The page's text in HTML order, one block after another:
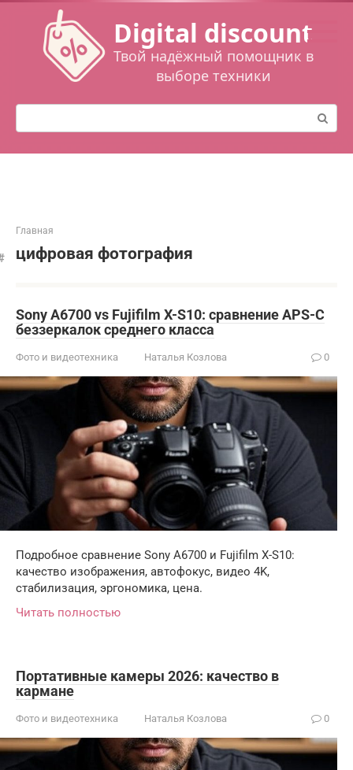
Перейти
контенту
Digital discount
Твой надёжный помощник в
выборе техники
Поиск:
Главная
цифровая фотография
Sony A6700 vs Fujifilm X-S10: сравнение APS-C
беззеркалок среднего класса
Фото и видеотехника Наталья Козлова 0
Подробное сравнение Sony A6700 и Fujifilm X-S10:
качество изображения, автофокус, видео 4K,
стабилизация, эргономика, цена.
Читать полностью
Портативные камеры 2026: качество в
кармане
Фото и видеотехника Наталья Козлова 0